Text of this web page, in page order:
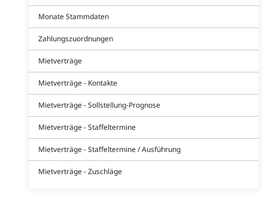
Monate Stammdaten
Zahlungszuordnungen
Mietverträge
Mietverträge - Kontakte
Mietverträge - Sollstellung-Prognose
Mietverträge - Staffeltermine
Mietverträge - Staffeltermine / Ausführung
Mietverträge - Zuschläge